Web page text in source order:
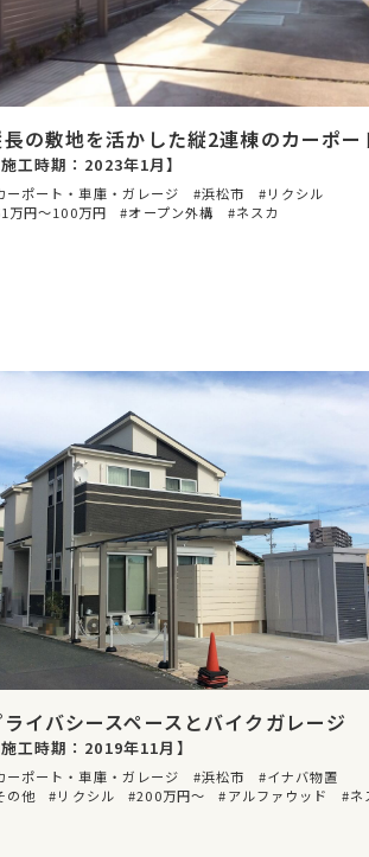
の敷地を活かした縦2連棟のカーポー
施工時期：2023年1月】
ーポート・車庫・ガレージ 浜松市
リクシル
万円〜100万円
オープン外構 ネスカ
イバシースペースとバイクガレージ
施工時期：2019年11月】
ーポート・車庫・ガレージ 浜松市
イナバ物置
の他
リクシル 200万円〜 アルファウッド ネ